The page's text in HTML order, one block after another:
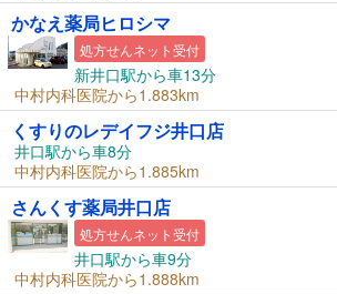
かなえ薬局ヒロシマ
処方せんネット受付
新井口駅から車13分
中村内科医院から1.883km
くすりのレデイフジ井口店
井口駅から車8分
中村内科医院から1.885km
さんくす薬局井口店
処方せんネット受付
井口駅から車9分
中村内科医院から1.888km